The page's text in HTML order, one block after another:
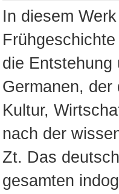
In diesem
die Entstehung
Germanen,
Kultur,
nach der
Zt. Das
gesamten